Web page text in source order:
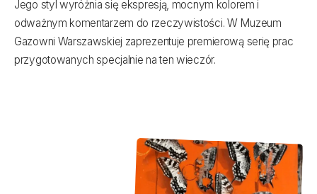
Jego styl wyróżnia się ekspresją, mocnym kolorem i
odważnym komentarzem do rzeczywistości. W Muzeum
Gazowni Warszawskiej zaprezentuje premierową serię prac
przygotowanych specjalnie na ten wieczór.